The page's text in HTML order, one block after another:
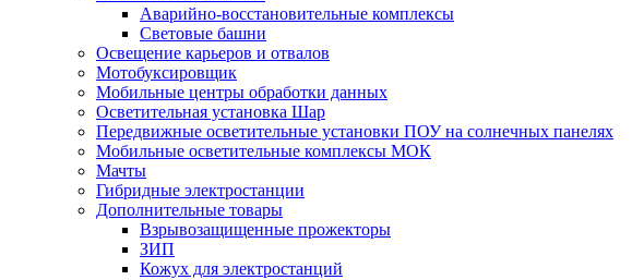
Аварийно-восстановительные комплексы
Световые башни
Освещение карьеров и отвалов
Мотобуксировщик
Мобильные центры обработки данных
Осветительная установка Шар
Передвижные осветительные установки ПОУ на солнечных панелях
Мобильные осветительные комплексы МОК
Мачты
Гибридные электростанции
Дополнительные товары
Взрывозащищенные прожекторы
ЗИП
Кожух для электростанций